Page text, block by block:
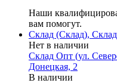
Наши
вам помогут.
Склад (Склад), Склад
Нет в наличии
Склад Опт (ул.
Донецкая, 2
В наличии